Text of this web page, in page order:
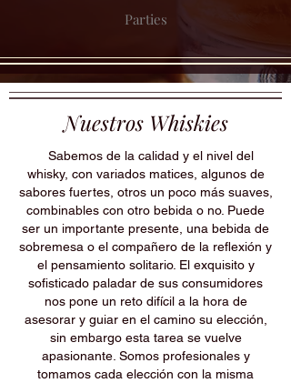
Parties
Nuestros Whiskies
Sabemos de la calidad y el nivel del
whisky, con variados matices, algunos de
sabores fuertes, otros un poco más suaves,
combinables con otro bebida o no. Puede
ser un importante presente, una bebida de
sobremesa o el compañero de la reflexión y
el pensamiento solitario. El exquisito y
sofisticado paladar de sus consumidores
nos pone un reto difícil a la hora de
asesorar y guiar en el camino su elección,
sin embargo esta tarea se vuelve
apasionante. Somos profesionales y
tomamos cada elección con la misma